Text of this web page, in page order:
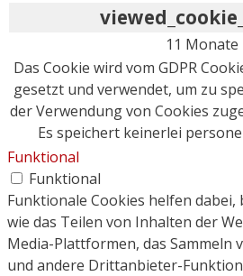
11 Monate
Das Cookie wird vom GDPR
gesetzt und verwendet, um zu
der Verwendung von Cookies
Es speichert keinerlei
Funktional
Funktional
Funktionale Cookies helfen
wie das Teilen von Inhalten der
Media-Plattformen, das Sammeln
und andere Drittanbieter-